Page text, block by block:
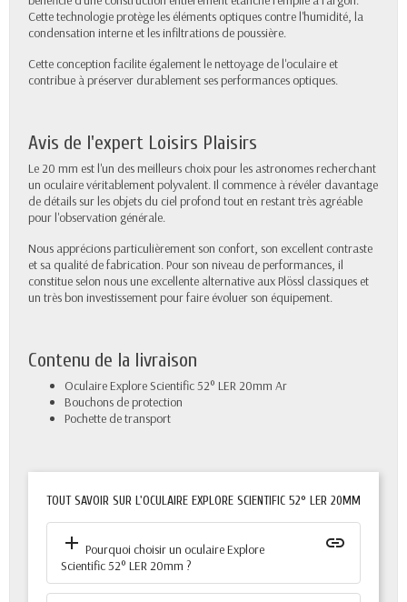
Cette technologie protège les éléments optiques contre l'humidité, la
condensation interne et les infiltrations de poussière.
Cette conception facilite également le nettoyage de l'oculaire et
contribue à préserver durablement ses performances optiques.
Avis de l'expert Loisirs Plaisirs
Le 20 mm est l'un des meilleurs choix pour les astronomes recherchant
un oculaire véritablement polyvalent. Il commence à révéler davantage
de détails sur les objets du ciel profond tout en restant très agréable
pour l'observation générale.
Nous apprécions particulièrement son confort, son excellent contraste
et sa qualité de fabrication. Pour son niveau de performances, il
constitue selon nous une excellente alternative aux Plössl classiques et
un très bon investissement pour faire évoluer son équipement.
Contenu de la livraison
Oculaire Explore Scientific 52° LER 20mm Ar
Bouchons de protection
Pochette de transport
TOUT SAVOIR SUR L'OCULAIRE EXPLORE SCIENTIFIC 52° LER 20MM
add Pourquoi choisir un oculaire Explore
Scientific 52° LER 20mm ?
insert_link